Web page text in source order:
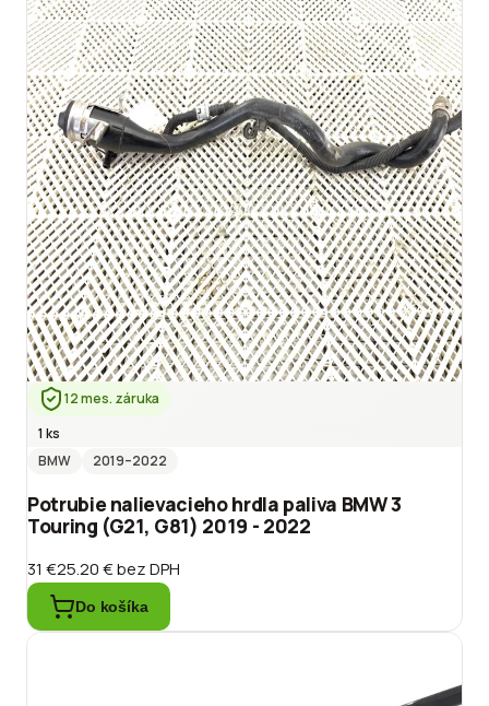
12 mes. záruka
1 ks
BMW
2019–2022
Potrubie nalievacieho hrdla paliva BMW 3
Touring (G21, G81) 2019 - 2022
31 €25.20 €bez DPH
Do košíka